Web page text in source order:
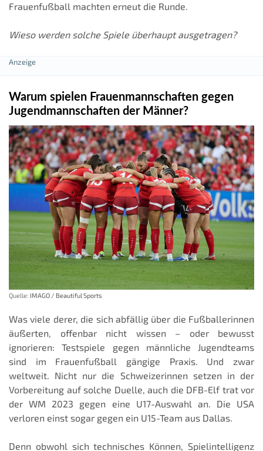
Frauenfußball machten erneut die Runde.
Wieso werden solche Spiele überhaupt ausgetragen?
Warum spielen Frauenmannschaften gegen
Jugendmannschaften der Männer?
Quelle: IMAGO / Beautiful Sports
Was viele derer, die sich abfällig über die Fußballerinnen
äußerten, offenbar nicht wissen – oder bewusst
ignorieren: Testspiele gegen männliche Jugendteams
sind im Frauenfußball gängige Praxis. Und zwar
weltweit. Nicht nur die Schweizerinnen setzen in der
Vorbereitung auf solche Duelle, auch die DFB-Elf trat vor
der WM 2023 gegen eine U17-Auswahl an. Die USA
verloren einst sogar gegen ein U15-Team aus Dallas.
Denn obwohl sich technisches Können, Spielintelligenz